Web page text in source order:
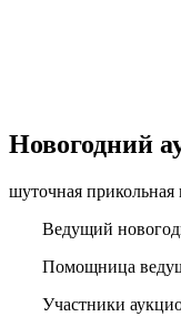
Новогодний
шуточная прикольная
Ведущий
Помощница
Участники